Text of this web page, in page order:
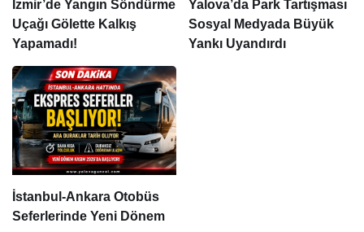
İzmir’de Yangın Söndürme
Uçağı Gölette Kalkış
Yapamadı!
Yalova’da Park Tartışması
Sosyal Medyada Büyük
Yankı Uyandırdı
İstanbul-Ankara Otobüs
Seferlerinde Yeni Dönem